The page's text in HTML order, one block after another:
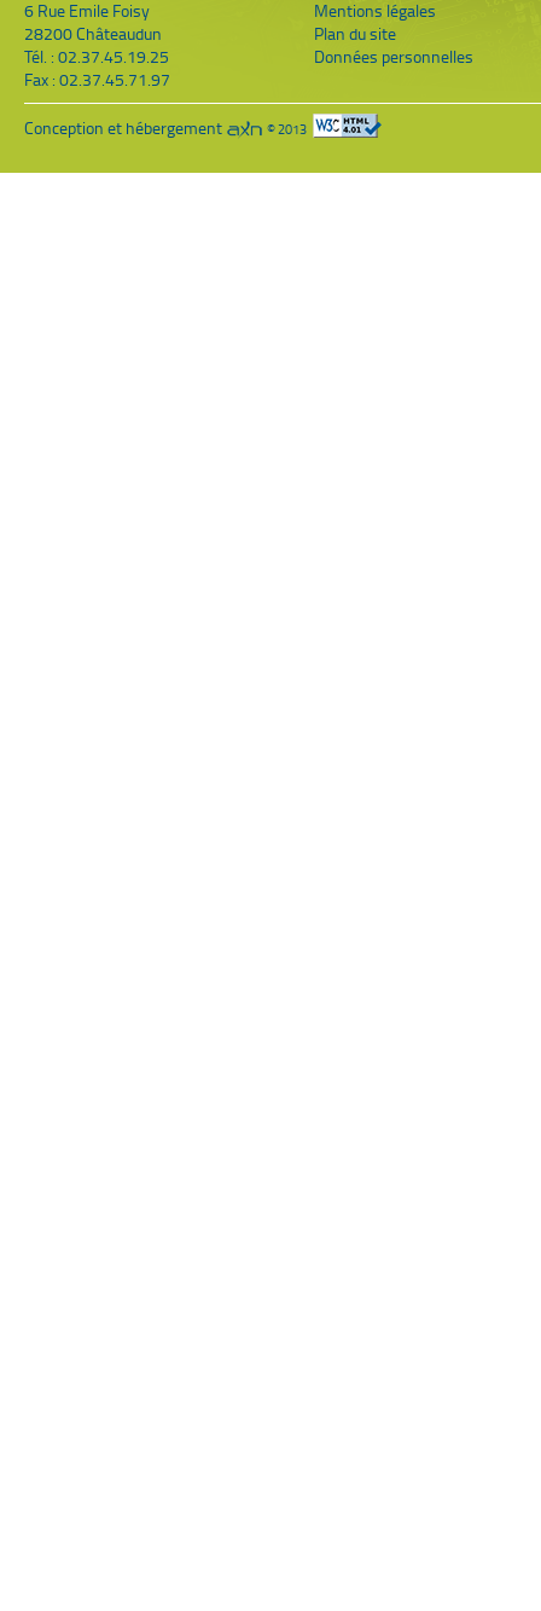
6 Rue Emile Foisy
28200 Châteaudun
Tél. : 02.37.45.19.25
Fax : 02.37.45.71.97
Mentions légales
Plan du site
Données personnelles
Conception et hébergement © 2013